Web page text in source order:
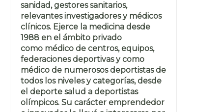
sanidad, gestores sanitarios,
relevantes investigadores y médicos
clínicos. Ejerce la medicina desde
1988 en el ámbito privado
como médico de centros, equipos,
federaciones deportivas y como
médico de numerosos deportistas de
todos los niveles y categorías, desde
el deporte salud a deportistas
olímpicos. Su carácter emprendedor